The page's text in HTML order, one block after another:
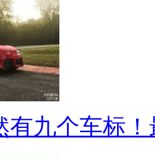
有九个车标